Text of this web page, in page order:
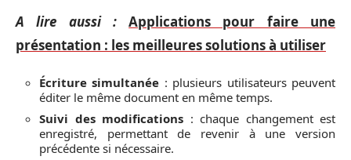
A lire aussi :
Applications pour faire une
présentation : les meilleures solutions à utiliser
Écriture simultanée : plusieurs utilisateurs peuvent
éditer le même document en même temps.
Suivi des modifications : chaque changement est
enregistré, permettant de revenir à une version
précédente si nécessaire.